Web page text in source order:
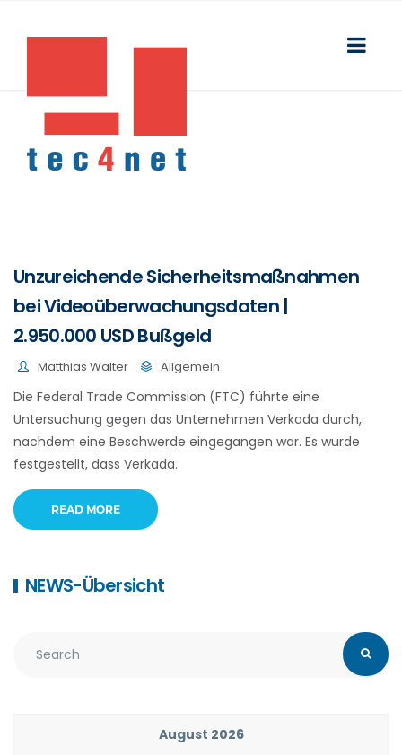
Unzureichende Sicherheitsmaßnahmen
bei Videoüberwachungsdaten |
2.950.000 USD Bußgeld
Matthias Walter Allgemein
Die Federal Trade Commission (FTC) führte eine
Untersuchung gegen das Unternehmen Verkada durch,
nachdem eine Beschwerde eingegangen war. Es wurde
festgestellt, dass Verkada.
READ MORE
NEWS-Übersicht
August 2026